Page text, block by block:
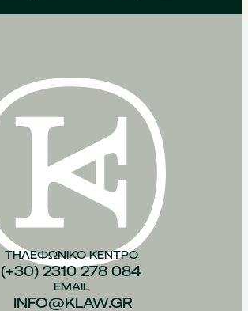
ΤΗΛΕΦΩΝΙΚO ΚEΝΤΡΟ
(+30) 2310 278 084
EMAIL
INFO@KLAW.GR